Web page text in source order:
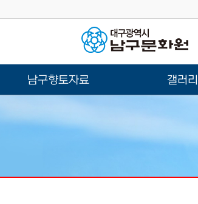
남구향토자료 갤러리